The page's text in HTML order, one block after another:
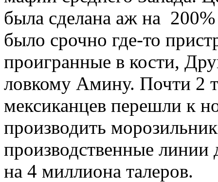
была сделана аж на
было срочно где-то
проигранные в кости,
ловкому Амину. Почти 2
мексиканцев перешли к
производить
производственные
на 4 миллиона талеров.